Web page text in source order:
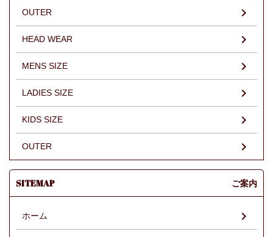
OUTER
HEAD WEAR
MENS SIZE
LADIES SIZE
KIDS SIZE
OUTER
SITEMAP ご案内
ホーム